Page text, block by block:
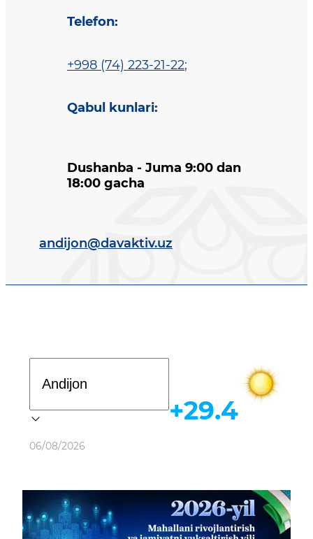
Telefon:
+998 (74) 223-21-22;
Qabul kunlari:
Dushanba - Juma 9:00 dan
18:00 gacha
andijon@davaktiv.uz
Ob-havo
06/08/2026
+29.4